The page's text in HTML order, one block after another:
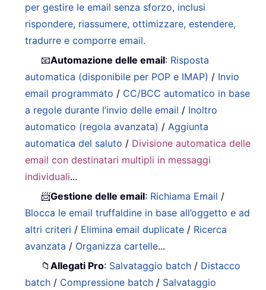
per gestire le email senza sforzo, inclusi
rispondere, riassumere, ottimizzare, estendere,
tradurre e comporre email.
📧Automazione delle email: Risposta
automatica (disponibile per POP e IMAP) / Invio
email programmato / CC/BCC automatico in base
a regole durante l’invio delle email / Inoltro
automatico (regola avanzata) /Aggiunta
automatica del saluto / Divisione automatica delle
email con destinatari multipli in messaggi
individuali...
📨Gestione delle email: Richiama Email /
Blocca le email truffaldine in base all’oggetto e ad
altri criteri / Elimina email duplicate / Ricerca
avanzata / Organizza cartelle...
📁Allegati Pro: Salvataggio batch / Distacco
batch / Compressione batch / Salvataggio